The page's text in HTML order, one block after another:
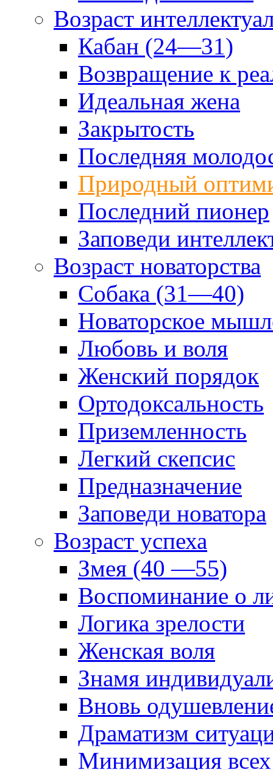
Возраст
Кабан (24—31)
Возвращение к
Идеальная жена
Закрытость
Последняя
Природный
Последний пионер
Заповеди
Возраст новаторства
Собака (31—40)
Новаторское
Любовь и воля
Женский порядок
Ортодоксальность
Приземленность
Легкий скепсис
Предназначение
Заповеди новатора
Возраст успеха
Змея (40 —55)
Воспоминание о
Логика зрелости
Женская воля
Знамя
Вновь
Драматизм
Минимизация